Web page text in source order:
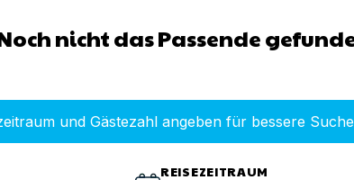
nicht das Passende
und Gästezahl angeben für bessere
REISEZEITRAUM